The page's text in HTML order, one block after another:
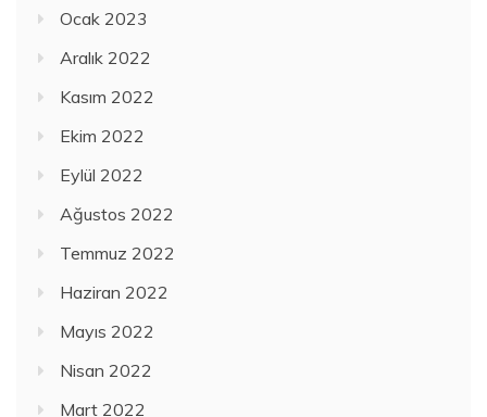
Ocak 2023
Aralık 2022
Kasım 2022
Ekim 2022
Eylül 2022
Ağustos 2022
Temmuz 2022
Haziran 2022
Mayıs 2022
Nisan 2022
Mart 2022